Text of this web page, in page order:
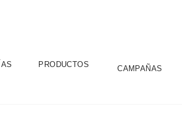
PRODUCTOS CAMPAÑAS